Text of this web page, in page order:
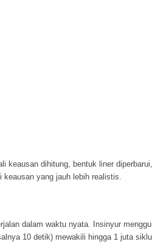
keausan dihitung, bentuk liner
yang jauh lebih realistis.
dalam waktu nyata. Insinyur
10 detik) mewakili hingga 1 juta